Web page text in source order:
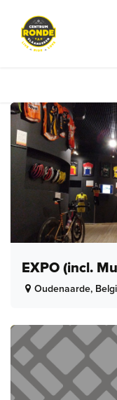
EXPO (incl.
Oudenaarde,